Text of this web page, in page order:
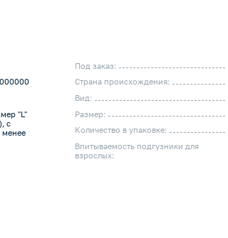
"L"
с
Под заказ:
Страна происхождения:
Вид:
Размер:
Количество в упаковке:
Впитываемость подгузники для
взрослых: